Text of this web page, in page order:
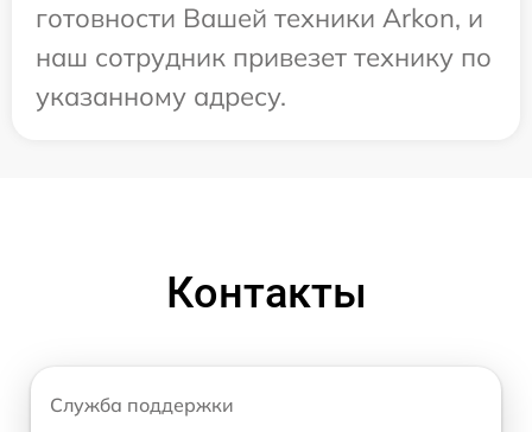
готовности Вашей техники Arkon, и
наш сотрудник привезет технику по
указанному адресу.
Контакты
Служба поддержки